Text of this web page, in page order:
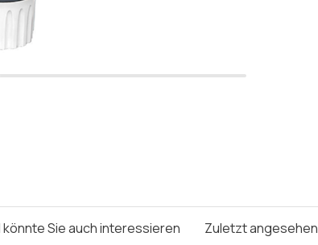
Sie auch interessieren Zuletzt angesehen